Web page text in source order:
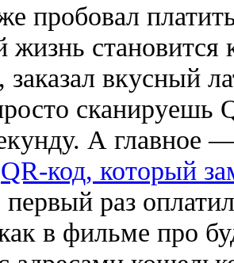
пробовал
становится
вкусный
А главное
QR-код, который
раз
в фильме про